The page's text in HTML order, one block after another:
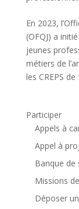
En 2023,
(OFQJ) a
jeunes
métiers de
les CREPS
Participer
Appels à
Appel à
Banque de
Missions
Déposer